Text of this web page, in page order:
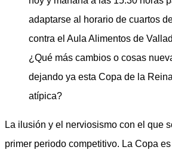
adaptarse al horario de cuartos
contra el Aula Alimentos de
¿Qué más cambios o cosas
dejando ya esta Copa de la
atípica?
La ilusión y el nerviosismo con el que
primer periodo competitivo. La Copa